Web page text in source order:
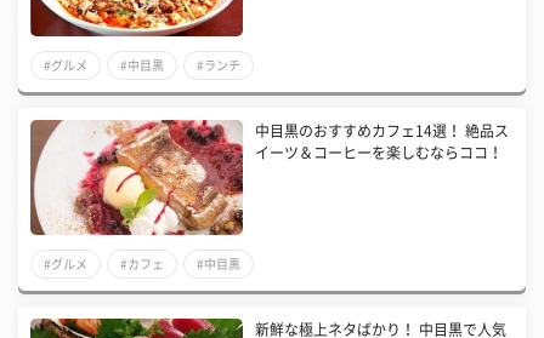
#グルメ #中目黒 #ランチ
中目黒のおすすめカフェ14選！ 絶品ス
イーツ＆コーヒーを楽しむならココ！
#グルメ #カフェ #中目黒
新鮮な極上ネタばかり！ 中目黒で人気